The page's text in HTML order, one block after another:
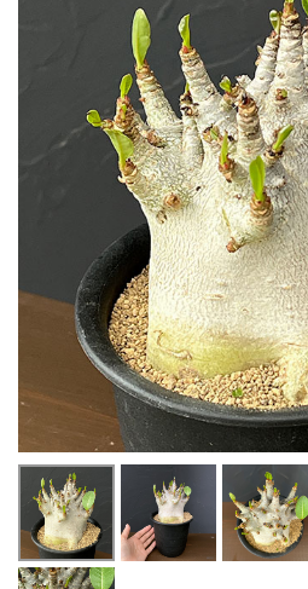
珍奇植物ビザールプランツ